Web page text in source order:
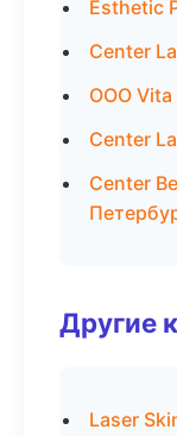
Esthetic
Center
ООО Vita
Center
Center
Другие
Laser